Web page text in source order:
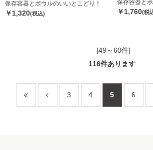
保存容器とボウルのいいとこどり！
￥1,320(税込)
保存容器と
￥1,760(税
[49～60件]
116件あります
3 4 5 6